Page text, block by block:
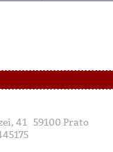
41 59100 Prato